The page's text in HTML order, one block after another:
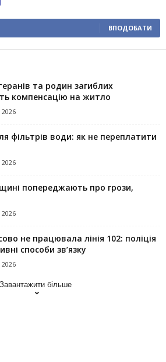
ВПОДОБАТИ
та родин загиблих
компенсацію на житло
фільтрів води: як не переплатити
попереджають про грози,
не працювала лінія 102: поліція
способи зв’язку
Завантажити більше